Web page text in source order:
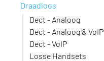
Draadloos
Dect - Analoog
Dect - Analoog & VoIP
Dect - VoIP
Losse Handsets